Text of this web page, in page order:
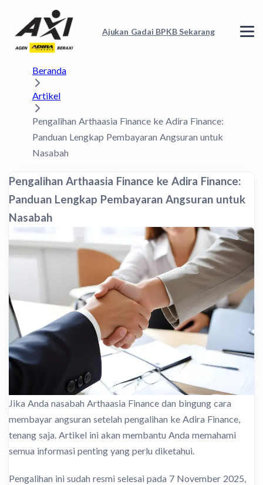
Ajukan Gadai BPKB Sekarang
Beranda
Artikel
Pengalihan Arthaasia Finance ke Adira Finance:
Panduan Lengkap Pembayaran Angsuran untuk
Nasabah
Pengalihan Arthaasia Finance ke Adira Finance:
Panduan Lengkap Pembayaran Angsuran untuk
Nasabah
Jika Anda nasabah Arthaasia Finance dan bingung cara
membayar angsuran setelah pengalihan ke Adira Finance,
tenang saja. Artikel ini akan membantu Anda memahami
semua informasi penting yang perlu diketahui.
Pengalihan ini sudah resmi selesai pada 7 November 2025,